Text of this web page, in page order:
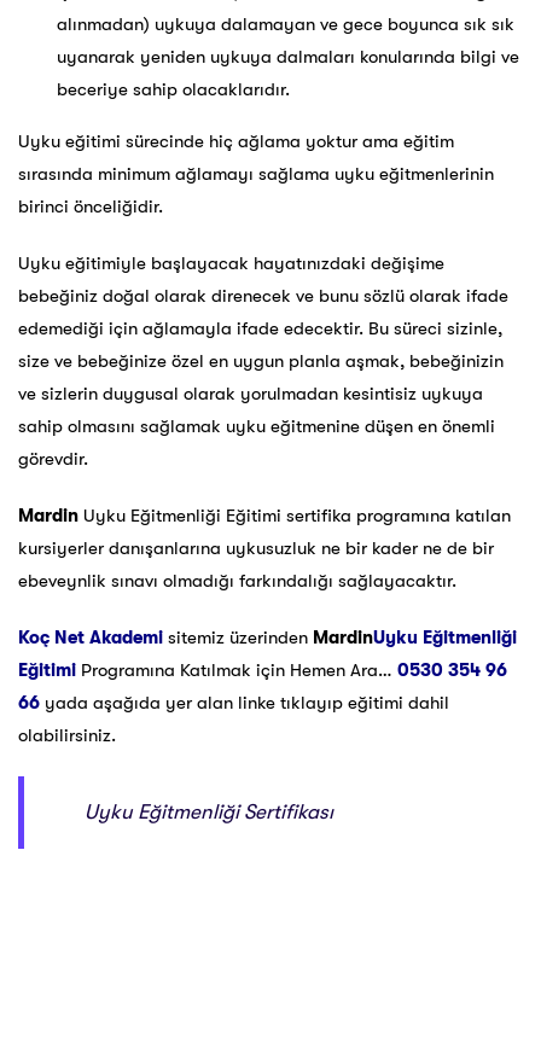
alınmadan) uykuya dalamayan ve gece boyunca sık sık
uyanarak yeniden uykuya dalmaları konularında bilgi ve
beceriye sahip olacaklarıdır.
Uyku eğitimi sürecinde hiç ağlama yoktur ama eğitim
sırasında minimum ağlamayı sağlama uyku eğitmenlerinin
birinci önceliğidir.
Uyku eğitimiyle başlayacak hayatınızdaki değişime
bebeğiniz doğal olarak direnecek ve bunu sözlü olarak ifade
edemediği için ağlamayla ifade edecektir. Bu süreci sizinle,
size ve bebeğinize özel en uygun planla aşmak, bebeğinizin
ve sizlerin duygusal olarak yorulmadan kesintisiz uykuya
sahip olmasını sağlamak uyku eğitmenine düşen en önemli
görevdir.
Mardin Uyku Eğitmenliği Eğitimi sertifika programına katılan
kursiyerler danışanlarına uykusuzluk ne bir kader ne de bir
ebeveynlik sınavı olmadığı farkındalığı sağlayacaktır.
Koç Net Akademi sitemiz üzerinden MardinUyku Eğitmenliği
Eğitimi Programına Katılmak için Hemen Ara… 0530 354 96
66 yada aşağıda yer alan linke tıklayıp eğitimi dahil
olabilirsiniz.
Uyku Eğitmenliği Sertifikası